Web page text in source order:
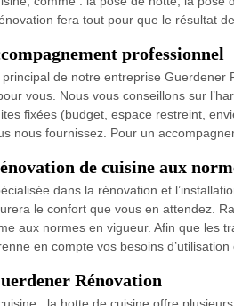
fera tout pour que le résultat
professionnel
de notre entreprise
vous. Nous vous conseillons sur
fixées (budget, espace restreint,
nous fournissez. Pour un
de cuisine aux
dans la rénovation et
le confort que vous en attendez.
aux normes en vigueur. Afin que
en compte vos besoins
Rénovation